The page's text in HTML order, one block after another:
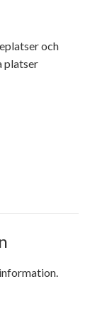
och
platser